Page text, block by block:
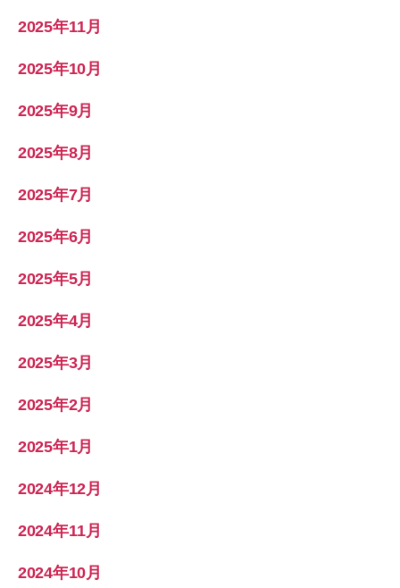
2025年11月
2025年10月
2025年9月
2025年8月
2025年7月
2025年6月
2025年5月
2025年4月
2025年3月
2025年2月
2025年1月
2024年12月
2024年11月
2024年10月